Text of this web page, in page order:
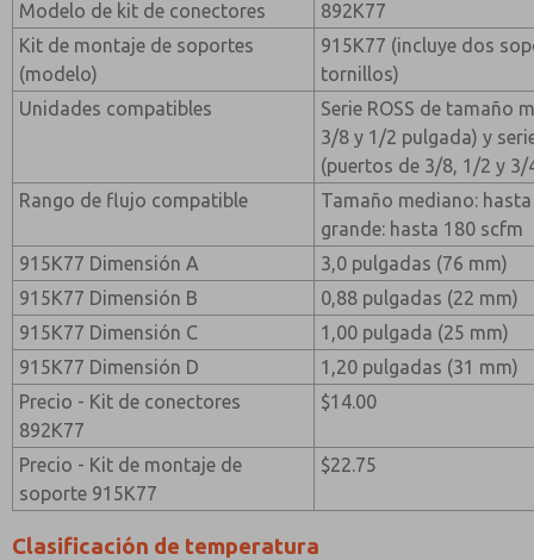
Modelo de kit de conectores
892K77
Kit de montaje de soportes
(modelo)
915K77 (incluye dos
tornillos)
Unidades compatibles
Serie ROSS de tamaño
3/8 y 1/2 pulgada) y
(puertos de 3/8, 1/2 y 3/
Rango de flujo compatible
Tamaño mediano:
grande: hasta 180 scfm
915K77 Dimensión A
3,0 pulgadas (76 mm)
915K77 Dimensión B
0,88 pulgadas (22 mm)
915K77 Dimensión C
1,00 pulgada (25 mm)
915K77 Dimensión D
1,20 pulgadas (31 mm)
Precio - Kit de conectores
892K77
$14.00
Precio - Kit de montaje de
soporte 915K77
$22.75
Clasificación de temperatura